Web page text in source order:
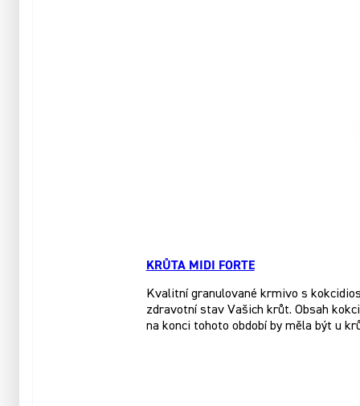
KRŮTA MIDI FORTE
Kvalitní granulované krmivo s
zdravotní stav Vašich krůt. Obsah
na konci tohoto období by měla být u